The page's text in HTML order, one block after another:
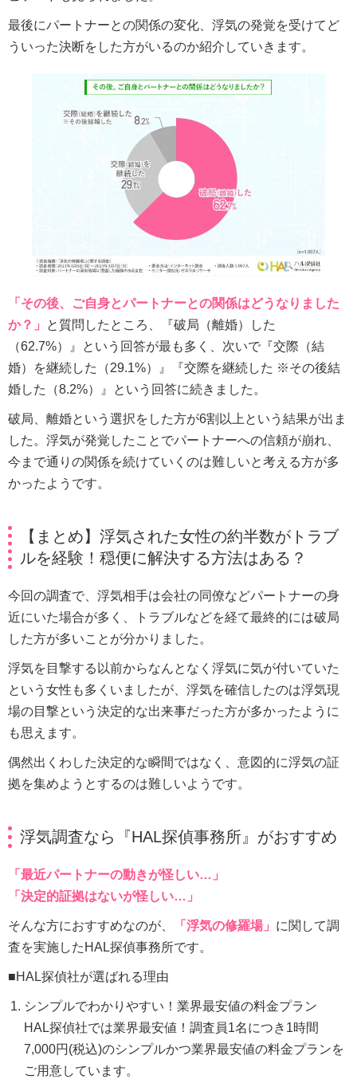
最後にパートナーとの関係の変化、浮気の発覚を受けてど
ういった決断をした方がいるのか紹介していきます。
「その後、ご自身とパートナーとの関係はどうなりました
か？」
と質問したところ、『破局（離婚）した
（62.7%）』という回答が最も多く、次いで『交際（結
婚）を継続した（29.1%）』『交際を継続した ※その後結
婚した（8.2%）』という回答に続きました。
破局、離婚という選択をした方が6割以上という結果が出ま
した。浮気が発覚したことでパートナーへの信頼が崩れ、
今まで通りの関係を続けていくのは難しいと考える方が多
かったようです。
【まとめ】浮気された女性の約半数がトラブ
ルを経験！穏便に解決する方法はある？
今回の調査で、浮気相手は会社の同僚などパートナーの身
近にいた場合が多く、トラブルなどを経て最終的には破局
した方が多いことが分かりました。
浮気を目撃する以前からなんとなく浮気に気が付いていた
という女性も多くいましたが、浮気を確信したのは浮気現
場の目撃という決定的な出来事だった方が多かったように
も思えます。
偶然出くわした決定的な瞬間ではなく、意図的に浮気の証
拠を集めようとするのは難しいようです。
浮気調査なら『HAL探偵事務所』がおすすめ
「最近パートナーの動きが怪しい…」
「決定的証拠はないが怪しい…」
そんな方におすすめなのが、 「浮気の修羅場」 に関して調
査を実施したHAL探偵事務所です。
■HAL探偵社が選ばれる理由
シンプルでわかりやすい！業界最安値の料金プラン
HAL探偵社では業界最安値！調査員1名につき1時間
7,000円(税込)のシンプルかつ業界最安値の料金プランを
ご用意しています。